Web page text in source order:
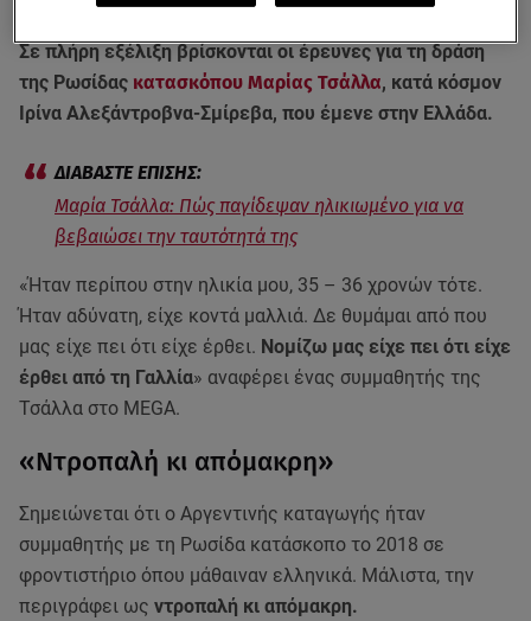
Σε πλήρη εξέλιξη βρίσκονται οι έρευνες για τη δράση
της Ρωσίδας κατασκόπου Μαρίας Τσάλλα, κατά κόσμον
Ιρίνα Αλεξάντροβνα-Σμίρεβα, που έμενε στην Ελλάδα.
Μαρία Τσάλλα: Πώς παγίδεψαν ηλικιωμένο για να
βεβαιώσει την ταυτότητά της
«Ήταν περίπου στην ηλικία μου, 35 – 36 χρονών τότε.
Ήταν αδύνατη, είχε κοντά μαλλιά. Δε θυμάμαι από που
μας είχε πει ότι είχε έρθει. Νομίζω μας είχε πει ότι είχε
έρθει από τη Γαλλία» αναφέρει ένας συμμαθητής της
Τσάλλα στο MEGA.
«Ντροπαλή κι απόμακρη»
Σημειώνεται ότι ο Αργεντινής καταγωγής ήταν
συμμαθητής με τη Ρωσίδα κατάσκοπο το 2018 σε
φροντιστήριο όπου μάθαιναν ελληνικά. Μάλιστα, την
περιγράφει ως ντροπαλή κι απόμακρη.